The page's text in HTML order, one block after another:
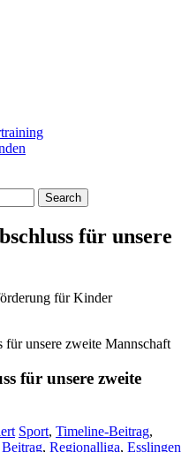
für unsere
für Kinder
für unsere zweite Mannschaft
für unsere zweite
für
Erfolgreicher
Sport, Timeline-Beitrag,
Beitrag, Regionalliga, Esslingen